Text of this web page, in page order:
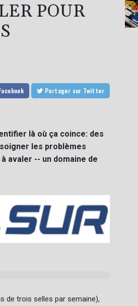
POUR
Partager sur Twitter
là où ça coince: des
les problèmes
avaler -- un domaine de
de trois selles par semaine),